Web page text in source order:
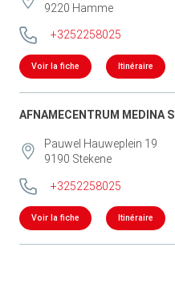
9220 Hamme
+3252258025
Voir la fiche Itinéraire
AFNAMECENTRUM MEDINA
Pauwel Hauweplein 19
9190 Stekene
+3252258025
Voir la fiche Itinéraire